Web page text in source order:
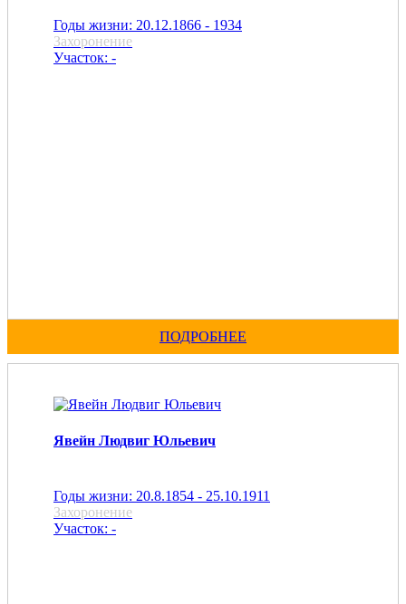
Годы жизни: 20.12.1866 - 1934
Захоронение
Участок: -
ПОДРОБНЕЕ
Явейн Людвиг Юльевич
Годы жизни: 20.8.1854 - 25.10.1911
Захоронение
Участок: -